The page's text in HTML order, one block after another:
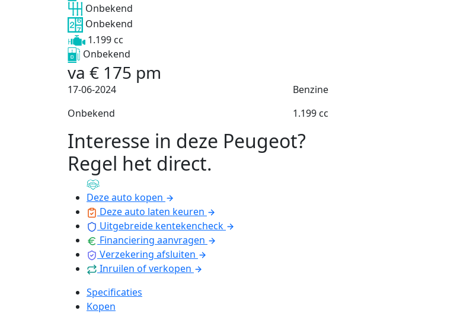
Onbekend
Onbekend
1.199 cc
Onbekend
va € 175 pm
17-06-2024 Benzine
Onbekend
1.199 cc
Interesse in deze Peugeot?
Regel het direct.
Deze auto kopen
Deze auto laten keuren
Uitgebreide kentekencheck
Financiering aanvragen
Verzekering afsluiten
Inruilen of verkopen
Specificaties
Kopen